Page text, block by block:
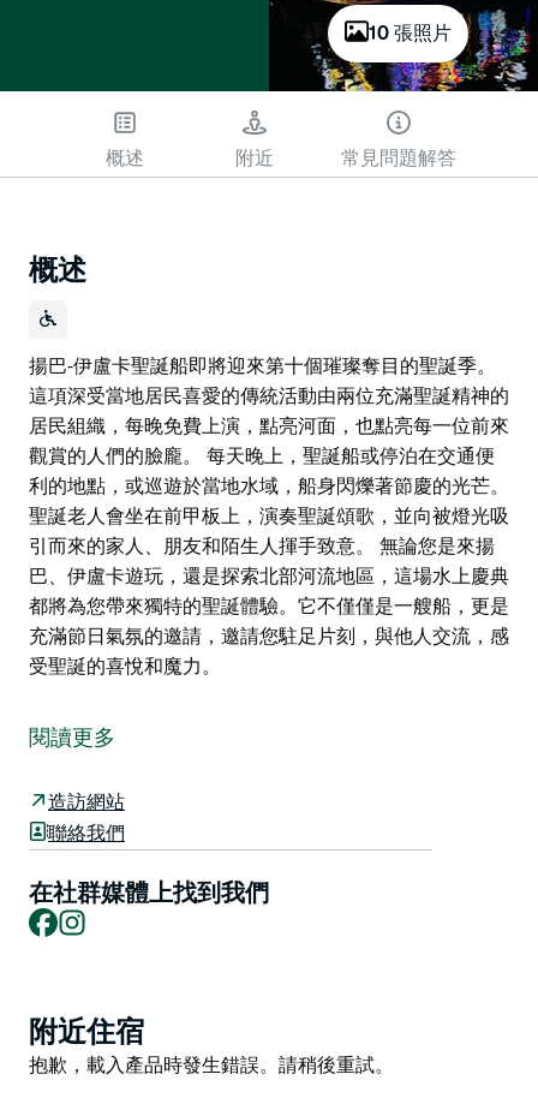
10 張照片
概述 附近 常見問題解答
概述
揚巴-伊盧卡聖誕船即將迎來第十個璀璨奪目的聖誕季。
這項深受當地居民喜愛的傳統活動由兩位充滿聖誕精神的
居民組織，每晚免費上演，點亮河面，也點亮每一位前來
觀賞的人們的臉龐。 每天晚上，聖誕船或停泊在交通便
利的地點，或巡遊於當地水域，船身閃爍著節慶的光芒。
聖誕老人會坐在前甲板上，演奏聖誕頌歌，並向被燈光吸
引而來的家人、朋友和陌生人揮手致意。 無論您是來揚
巴、伊盧卡遊玩，還是探索北部河流地區，這場水上慶典
都將為您帶來獨特的聖誕體驗。它不僅僅是一艘船，更是
充滿節日氣氛的邀請，邀請您駐足片刻，與他人交流，感
受聖誕的喜悅和魔力。
這項深受當地居民喜愛的傳統活動由兩位充滿聖誕精神的
居民組織，每晚免費上演，點亮河面，也點亮每一位前來
觀賞的人們的臉龐。
每天晚上，聖誕船或停泊在交通便利的地點，或巡遊於當
地水域，船身閃爍著節慶的光芒。聖誕老人會坐在前甲板
上，演奏聖誕頌歌，並向被燈光吸引而來的家人、朋友和
陌生人揮手致意。
一艘船，更是充滿節日氣氛的邀請，邀請您駐足片刻，與
他人交流，感受聖誕的喜悅和魔力。
閱讀更多
造訪網站
聯絡我們
在社群媒體上找到我們
Facebook
Product
List
附近住宿
Product
抱歉，載入產品時發生錯誤。請稍後重試。